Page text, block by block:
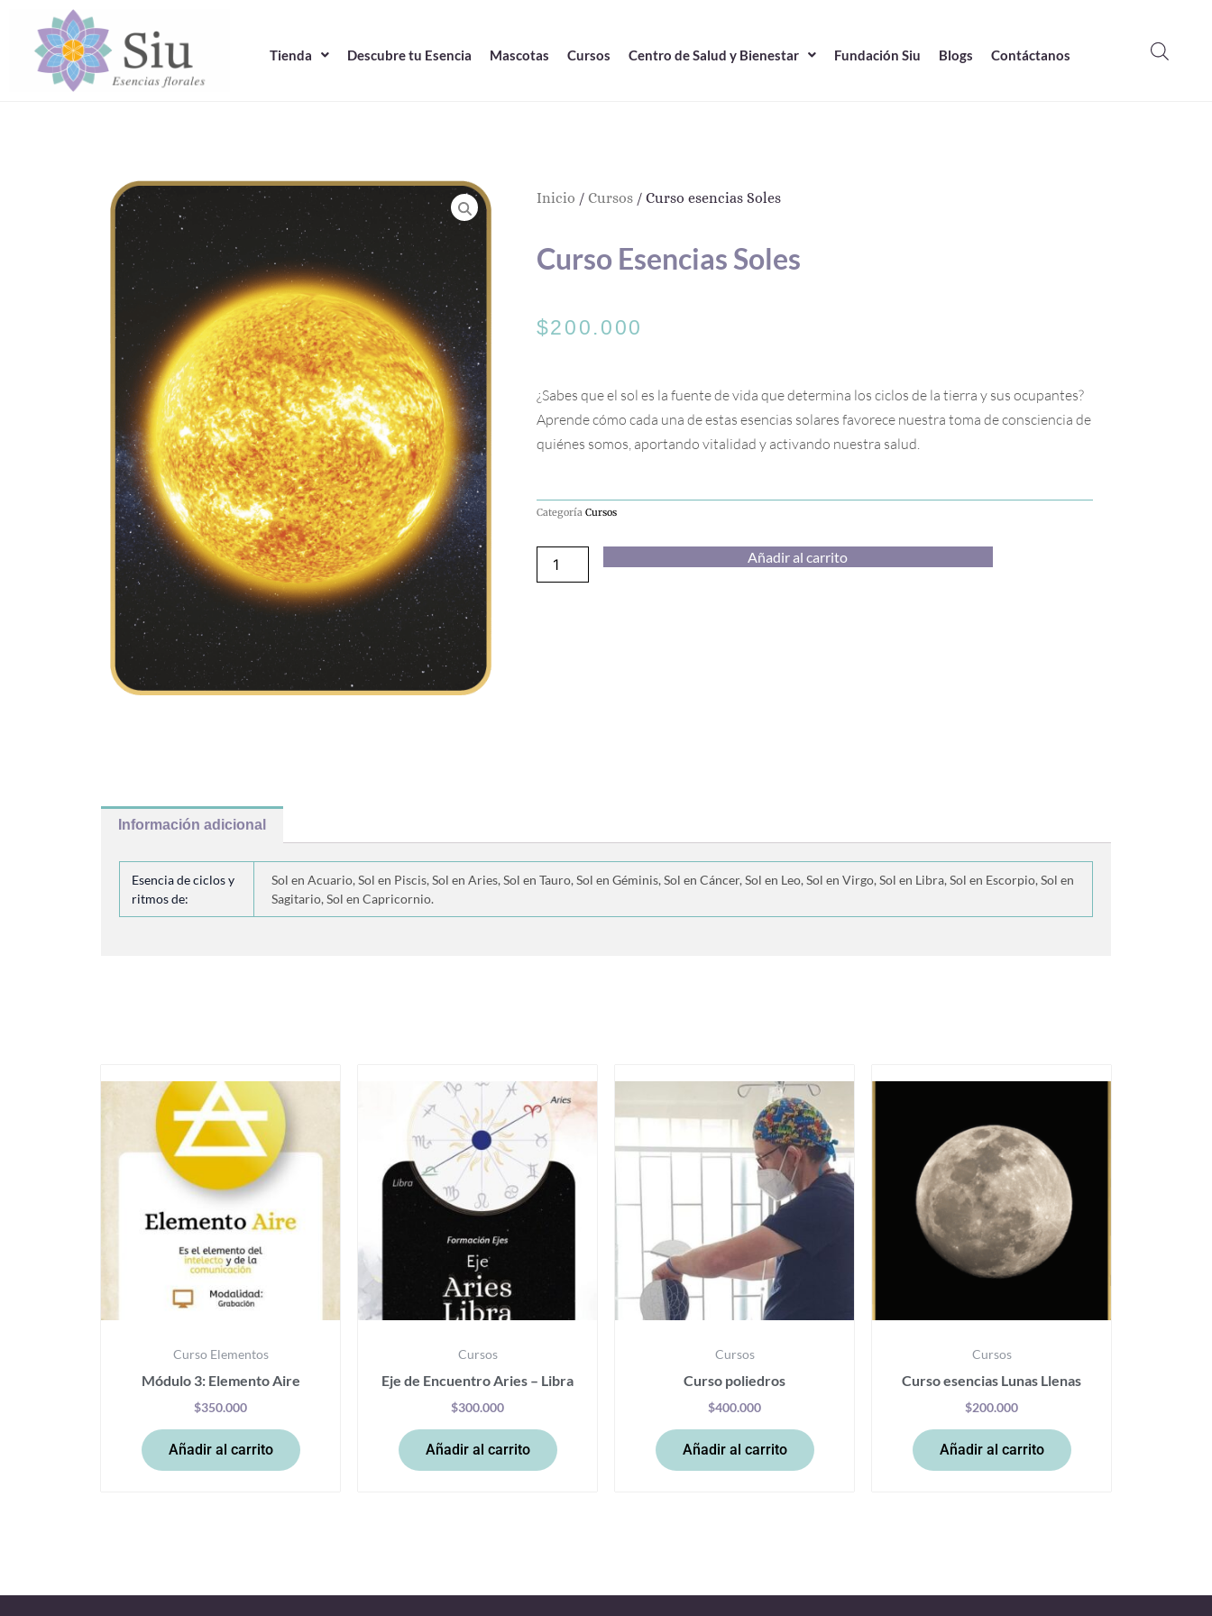
contenido
Tienda Descubre tu Esencia Mascotas Cursos Centro de Salud y Bienestar Fundación Siu Blogs Contáctanos
Inicio / Cursos/ Curso esencias Soles
Curso Esencias Soles
$200.000
¿Sabes que el sol es la fuente de vida que determina los ciclos de la tierra y sus ocupantes?
Aprende cómo cada una de estas esencias solares favorece nuestra toma de consciencia de
quiénes somos, aportando vitalidad y activando nuestra salud.
Categoría Cursos
esencias
Añadir al carrito
Información adicional
Esencia de ciclos y
ritmos de:
Sol en Acuario, Sol en Piscis, Sol en Aries, Sol en Tauro, Sol en Géminis, Sol en Cáncer, Sol en Leo, Sol en Virgo, Sol en Libra, Sol en Escorpio, Sol en
Sagitario, Sol en Capricornio.
Curso Elementos
Módulo 3: Elemento Aire
$350.000
Añadir al carrito
Cursos
Eje de Encuentro Aries – Libra
$300.000
Añadir al carrito
Cursos
Curso poliedros
$400.000
Añadir al carrito
Cursos
Curso esencias Lunas Llenas
$200.000
Añadir al carrito